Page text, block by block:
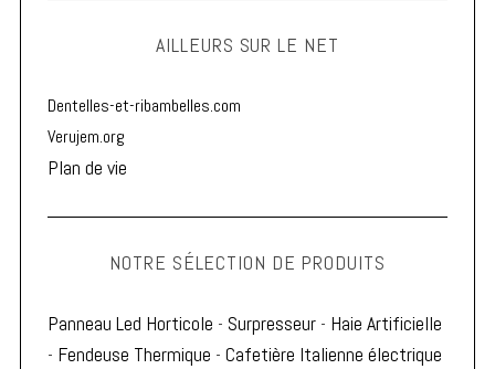
AILLEURS SUR LE NET
Dentelles-et-ribambelles.com
Verujem.org
Plan de vie
NOTRE SÉLECTION DE PRODUITS
Panneau Led Horticole - Surpresseur- Haie Artificielle
- Fendeuse Thermique - Cafetière Italienne électrique